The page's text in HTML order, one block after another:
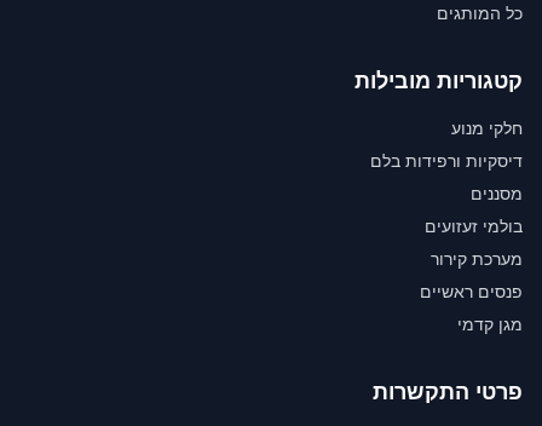
כל המותגים
קטגוריות מובילות
חלקי מנוע
דיסקיות ורפידות בלם
מסננים
בולמי זעזועים
מערכת קירור
פנסים ראשיים
מגן קדמי
פרטי התקשרות